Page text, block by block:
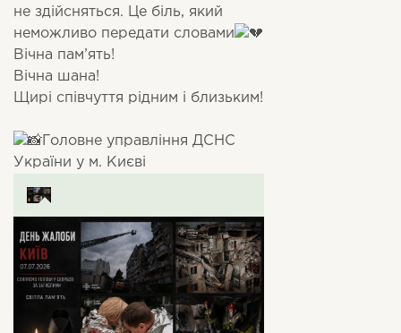
не здійсняться. Це біль, який
неможливо передати словами
Вічна пам’ять!
Вічна шана!
Щирі співчуття рідним і близьким!
Головне управління ДСНС
України у м. Києві